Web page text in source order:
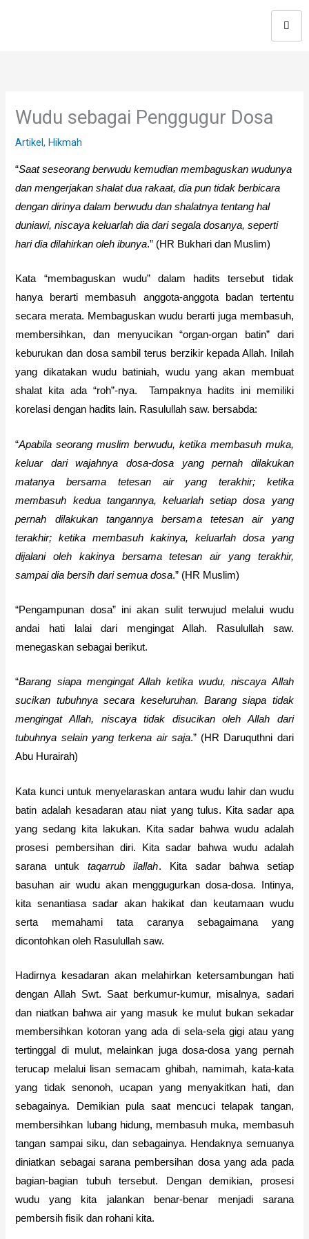
Wudu sebagai Penggugur Dosa
Artikel,Hikmah
“Saat seseorang berwudu kemudian membaguskan wudunya
dan mengerjakan shalat dua rakaat, dia pun tidak berbicara
dengan dirinya dalam berwudu dan shalatnya tentang hal
duniawi, niscaya keluarlah dia dari segala dosanya, seperti
hari dia dilahirkan oleh ibunya.” (HR Bukhari dan Muslim)
Kata “membaguskan wudu” dalam hadits tersebut tidak
hanya berarti membasuh anggota-anggota badan tertentu
secara merata. Membaguskan wudu berarti juga membasuh,
membersihkan, dan menyucikan “organ-organ batin” dari
keburukan dan dosa sambil terus berzikir kepada Allah. Inilah
yang dikatakan wudu batiniah, wudu yang akan membuat
shalat kita ada “roh”-nya. Tampaknya hadits ini memiliki
korelasi dengan hadits lain. Rasulullah saw. bersabda:
“Apabila seorang muslim berwudu, ketika membasuh muka,
keluar dari wajahnya dosa-dosa yang pernah dilakukan
matanya bersama tetesan air yang terakhir; ketika
membasuh kedua tangannya, keluarlah setiap dosa yang
pernah dilakukan tangannya bersama tetesan air yang
terakhir; ketika membasuh kakinya, keluarlah dosa yang
dijalani oleh kakinya bersama tetesan air yang terakhir,
sampai dia bersih dari semua dosa.” (HR Muslim)
“Pengampunan dosa” ini akan sulit terwujud melalui wudu
andai hati lalai dari mengingat Allah. Rasulullah saw.
menegaskan sebagai berikut.
“Barang siapa mengingat Allah ketikawudu, niscaya Allah
sucikan tubuhnya secara keseluruhan. Barang siapa tidak
mengingat Allah, niscaya tidak disucikan oleh Allah dari
tubuhnya selain yang terkena air saja.” (HR Daruquthni dari
Abu Hurairah)
Kata kunci untuk menyelaraskan antara wudu lahir dan wudu
batin adalah kesadaran atau niat yang tulus. Kita sadar apa
yang sedang kita lakukan. Kita sadar bahwa wudu adalah
prosesi pembersihan diri. Kita sadar bahwa wudu adalah
sarana untuktaqarrub ilallah. Kita sadar bahwa setiap
basuhan air wudu akan menggugurkan dosa-dosa. Intinya,
kita senantiasa sadar akan hakikat dan keutamaan wudu
serta memahami tata caranya sebagaimana yang
dicontohkan oleh Rasulullah saw.
Hadirnya kesadaran akan melahirkan ketersambungan hati
dengan Allah Swt. Saat berkumur-kumur, misalnya, sadari
dan niatkan bahwa air yang masuk ke mulut bukan sekadar
membersihkan kotoran yang ada di sela-sela gigi atau yang
tertinggal di mulut, melainkan juga dosa-dosa yang pernah
terucap melalui lisan semacam ghibah, namimah, kata-kata
yang tidak senonoh, ucapan yang menyakitkan hati, dan
sebagainya. Demikian pula saat mencuci telapak tangan,
membersihkan lubang hidung, membasuh muka, membasuh
tangan sampai siku, dan sebagainya. Hendaknya semuanya
diniatkan sebagai sarana pembersihan dosa yang ada pada
bagian-bagian tubuh tersebut. Dengan demikian, prosesi
wudu yang kita jalankan benar-benar menjadi sarana
pembersih fisik dan rohani kita.